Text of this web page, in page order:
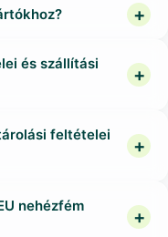
és szállítási
feltételei
nehézfém